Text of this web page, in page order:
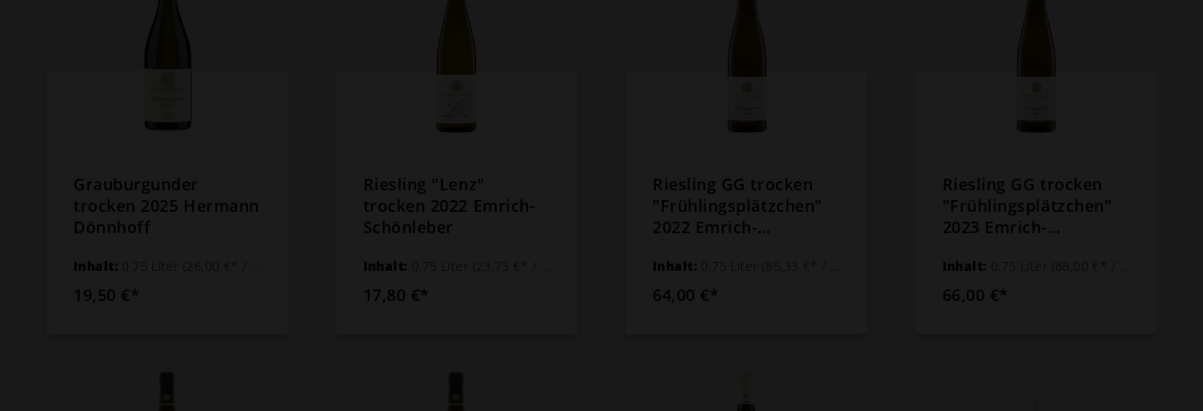
Grauburgunder
trocken 2025 Hermann
Dönnhoff
Inhalt: 0.75 Liter (26,00 €* / 1 Liter)
19,50 €*
Riesling "Lenz"
trocken 2022 Emrich-
Schönleber
Inhalt: 0.75 Liter (23,73 €* / 1 Liter)
17,80 €*
Riesling GG trocken
"Frühlingsplätzchen"
2022 Emrich-
Inhalt: 0.75 Liter (85,33 €* / 1 Liter)
64,00 €*
Riesling GG trocken
"Frühlingsplätzchen"
2023 Emrich-
Inhalt: 0.75 Liter (88,00 €* / 1 Liter)
66,00 €*